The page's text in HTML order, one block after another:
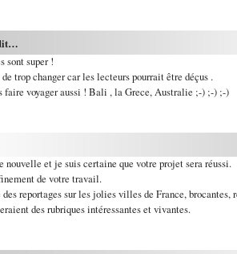
sont super !
de trop changer car les lecteurs pourrait être déçus .
faire voyager aussi ! Bali , la Grece, Australie ;-) ;-) ;-)
nouvelle et je suis certaine que votre projet sera réussi.
de votre travail.
reportages sur les jolies villes de France,
des rubriques intéressantes et vivantes.